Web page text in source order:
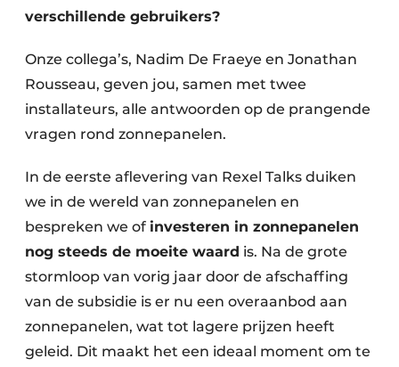
verschillende gebruikers?
Onze collega’s, Nadim De Fraeye en Jonathan
Rousseau, geven jou, samen met twee
installateurs, alle antwoorden op de prangende
vragen rond zonnepanelen.
In de eerste aflevering van Rexel Talks duiken
we in de wereld van zonnepanelen en
bespreken we of investeren in zonnepanelen
nog steeds de moeite waard is. Na de grote
stormloop van vorig jaar door de afschaffing
van de subsidie is er nu een overaanbod aan
zonnepanelen, wat tot lagere prijzen heeft
geleid. Dit maakt het een ideaal moment om te